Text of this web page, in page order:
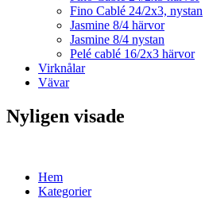
Fino Cablé 24/2x3, nystan
Jasmine 8/4 härvor
Jasmine 8/4 nystan
Pelé cablé 16/2x3 härvor
Virknålar
Vävar
Nyligen visade
Hem
Kategorier